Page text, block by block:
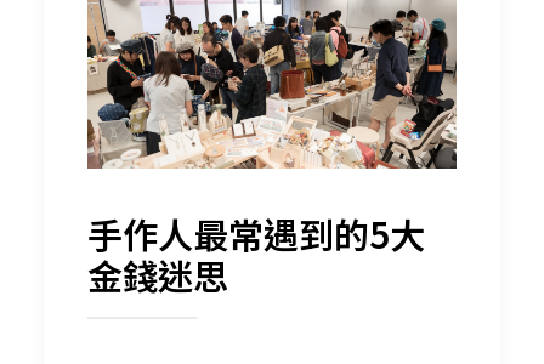
手作人最常遇到的5大
金錢迷思